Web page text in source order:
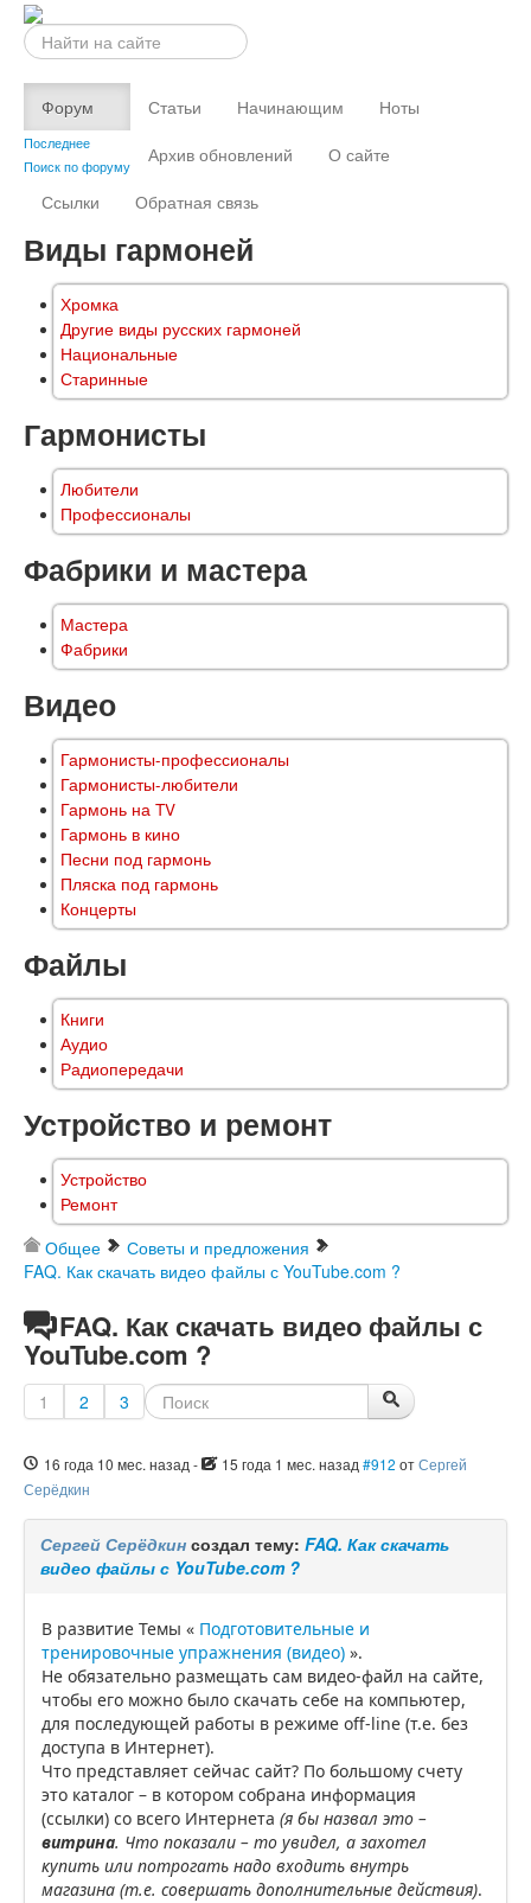
Искать...
Форум
Последнее
Поиск по форуму
Статьи Начинающим
Ноты
Архив обновлений
О сайте
Ссылки
Обратная связь
Виды гармоней
Хромка
Другие виды русских гармоней
Национальные
Старинные
Гармонисты
Любители
Профессионалы
Фабрики и мастера
Мастера
Фабрики
Видео
Гармонисты-профессионалы
Гармонисты-любители
Гармонь на TV
Гармонь в кино
Песни под гармонь
Пляска под гармонь
Концерты
Файлы
Книги
Аудио
Радиопередачи
Устройство и ремонт
Устройство
Ремонт
Общее
Советы и предложения
FAQ. Как скачать видео файлы с YouTube.com ?
FAQ. Как скачать видео файлы с
YouTube.com ?
1 2 3
16 года 10 мес. назад - 15 года 1 мес. назад #912 отСергей
Серёдкин
Сергей Серёдкин создал тему: FAQ. Как скачать
видео файлы с YouTube.com ?
В развитие Темы « Подготовительные и
тренировочные упражнения (видео) ».
Не обязательно размещать сам видео-файл на сайте,
чтобы его можно было скачать себе на компьютер,
для последующей работы в режиме off-line (т.е. без
доступа в Интернет).
Что представляет сейчас сайт? По большому счету
это каталог – в котором собрана информация
(ссылки) со всего Интернета (я бы назвал это –
витрина. Что показали – то увидел, а захотел
купить или потрогать надо входить внутрь
магазина (т.е. совершать дополнительные действия).